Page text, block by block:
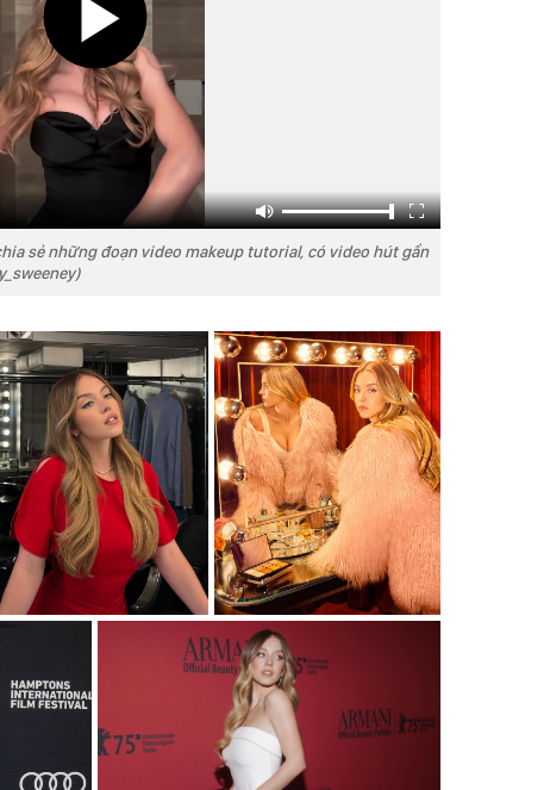
sẻ những đoạn video makeup tutorial, có video hút gần